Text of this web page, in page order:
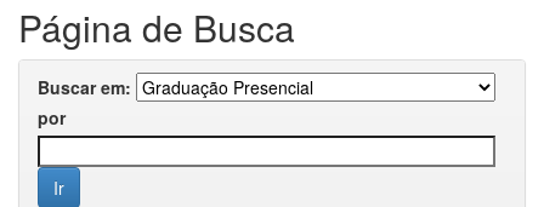
Página de Busca
Buscar em:
por